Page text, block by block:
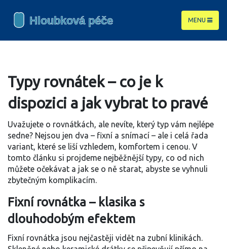
MENU
Typy rovnátek – co je k
dispozici a jak vybrat to pravé
Uvažujete o rovnátkách, ale nevíte, který typ vám nejlépe
sedne? Nejsou jen dva – fixní a snímací – ale i celá řada
variant, které se liší vzhledem, komfortem i cenou. V
tomto článku si projdeme nejběžnější typy, co od nich
můžete očekávat a jak se o ně starat, abyste se vyhnuli
zbytečným komplikacím.
Fixní rovnátka – klasika s
dlouhodobým efektem
Fixní rovnátka jsou nejčastěji vidět na zubní klinikách.